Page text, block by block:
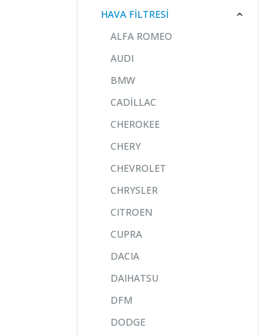
HAVA FİLTRESİ
ALFA ROMEO
AUDI
BMW
CADİLLAC
CHEROKEE
CHERY
CHEVROLET
CHRYSLER
CITROEN
CUPRA
DACIA
DAIHATSU
DFM
DODGE